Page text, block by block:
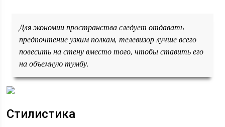
Для экономии пространства следует отдавать
предпочтение узким полкам, телевизор лучше всего
повесить на стену вместо того, чтобы ставить его
на объемную тумбу.
Стилистика